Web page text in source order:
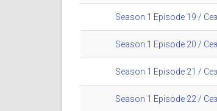
Season 1 Episode 19 /
Season 1 Episode 20 /
Season 1 Episode 21 /
Season 1 Episode 22 /